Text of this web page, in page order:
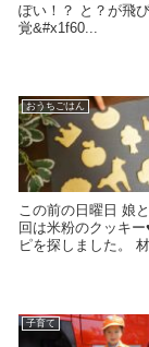
ぽい！？ と？が飛
覚&#x1f60...
おうちごはん
この前の日曜日 娘
回は米粉のクッキ
ピを探しました。
子育て